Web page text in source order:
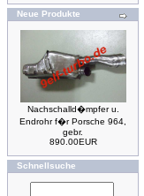
Neue Produkte
Nachschalld�mpfer u.
Endrohr f�r Porsche 964,
gebr.
890.00EUR
Schnellsuche